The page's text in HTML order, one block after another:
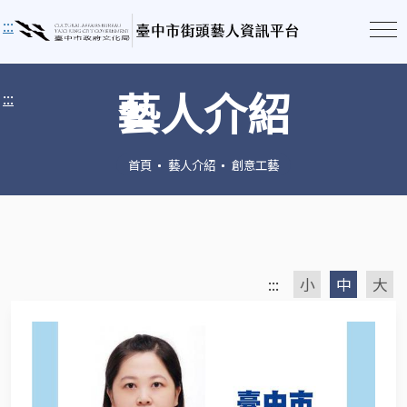
:::
::: 藝人介紹
首頁 藝人介紹 創意工藝
::: 小 中 大